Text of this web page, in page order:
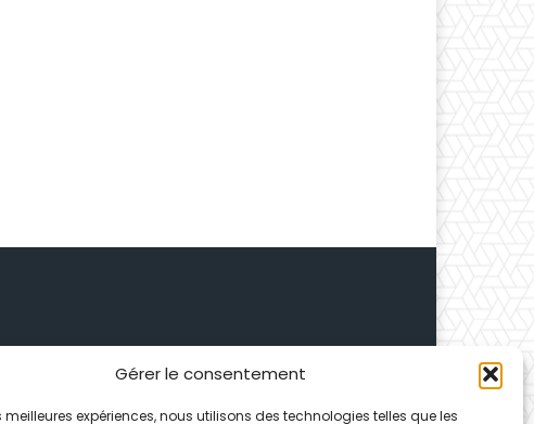
Gérer le consentement
meilleures expériences, nous utilisons des technologies telles que les
Depuis 1995, elle conçoit
partenaires.